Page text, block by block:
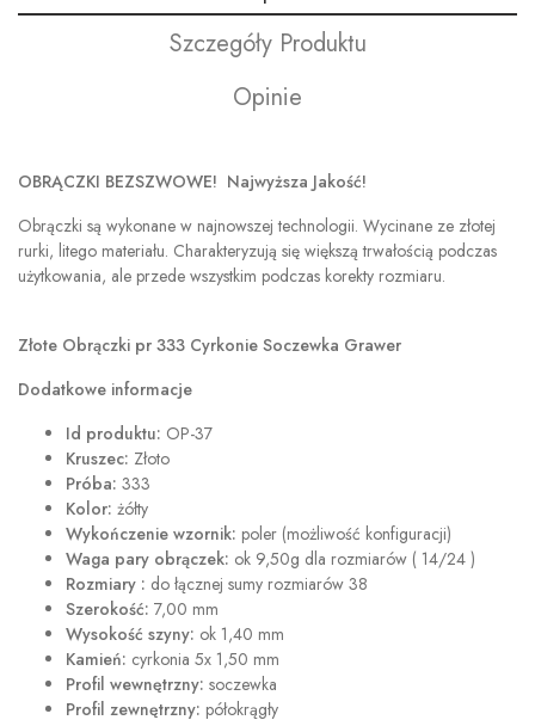
Szczegóły Produktu
Opinie
OBRĄCZKI BEZSZWOWE! Najwyższa Jakość!
Obrączki są wykonane w najnowszej technologii. Wycinane ze złotej
rurki, litego materiału. Charakteryzują się większą trwałością podczas
użytkowania, ale przede wszystkim podczas korekty rozmiaru.
Złote Obrączki pr 333 Cyrkonie Soczewka Grawer
Dodatkowe informacje
Id produktu: OP-37
Kruszec: Złoto
Próba: 333
Kolor: żółty
Wykończenie wzornik: poler (możliwość konfiguracji)
Waga pary obrączek: ok 9,50g dla rozmiarów ( 14/24 )
Rozmiary : do łącznej sumy rozmiarów 38
Szerokość: 7,00 mm
Wysokość szyny: ok 1,40 mm
Kamień: cyrkonia 5x 1,50 mm
Profil wewnętrzny: soczewka
Profil zewnętrzny: półokrągły